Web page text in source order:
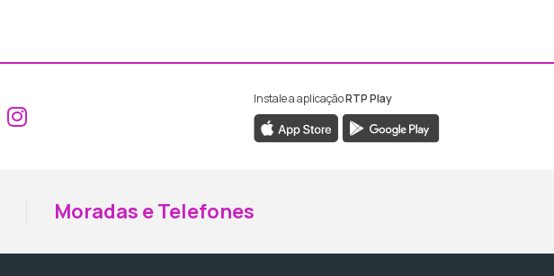
Aceder ao Facebook da RTP Madeira
Aceder ao Instagram da RTP Madeira
Instale a aplicaçãoRTP Play
Moradas e Telefones